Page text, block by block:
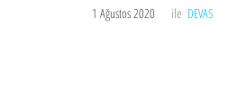
1 Ağustos 2020 ile DEVAS